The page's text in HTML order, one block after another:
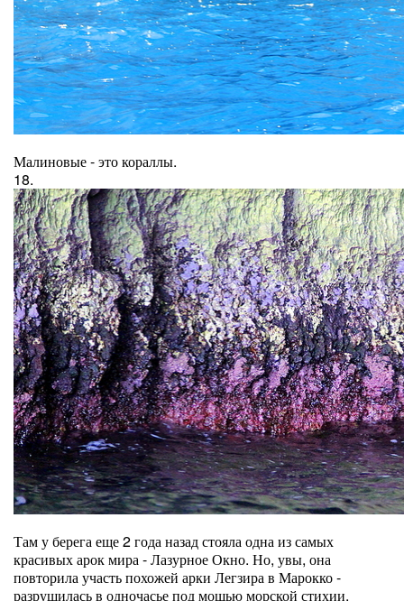
Малиновые - это кораллы.
18.
Там у берега еще 2 года назад стояла одна из самых
красивых арок мира - Лазурное Окно. Но, увы, она
повторила участь похожей арки Легзира в Марокко -
разрушилась в одночасье под мощью морской стихии.